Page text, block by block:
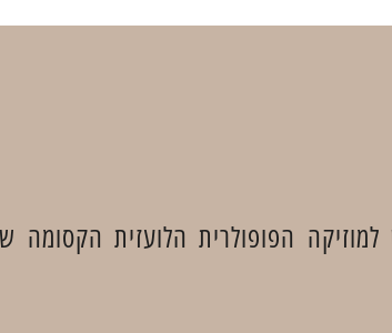
הפופולרית הלועזית